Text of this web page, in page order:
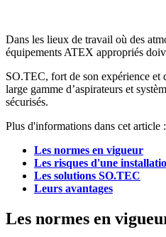
Dans les lieux de travail où des
équipements ATEX appropriés
SO.TEC, fort de son expérience et
large gamme d’aspirateurs et
sécurisés.
Plus d'informations dans cet article :
Les normes en vigueur
Les risques d'une
Les solutions SO.TEC
Leurs avantages
Les normes en